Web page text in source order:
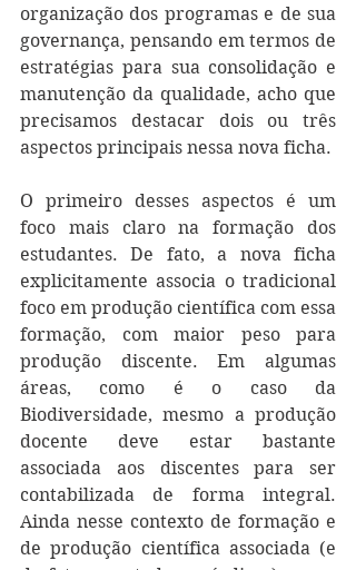
organização dos programas e de sua
governança, pensando em termos de
estratégias para sua consolidação e
manutenção da qualidade, acho que
precisamos destacar dois ou três
aspectos principais nessa nova ficha.
O primeiro desses aspectos é um
foco mais claro na formação dos
estudantes. De fato, a nova ficha
explicitamente associa o tradicional
foco em produção científica com essa
formação, com maior peso para
produção discente. Em algumas
áreas, como é o caso da
Biodiversidade, mesmo a produção
docente deve estar bastante
associada aos discentes para ser
contabilizada de forma integral.
Ainda nesse contexto de formação e
de produção científica associada (e